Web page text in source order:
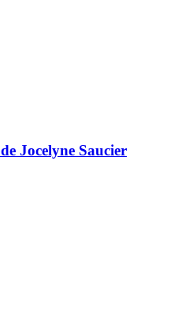
de Jocelyne Saucier